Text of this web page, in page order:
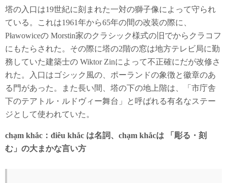
塔の入口は19世紀に刻まれた一対の獅子像によって守られ
ている。これは1961年から65年の間の改装の際に、
Pławowiceの Morstin家のクラシック様式の旧でからクラコフ
にもたらされた。その際に塔の2階の窓は地方テレビ局に勤
務していた建築士の Wiktor Zinによって不正確にだが改修さ
れた。入口はゴシック風の、ポーランドの象徴と徽章のあ
る門があった。また長い間、塔の下の地上階は、「市庁舎
下のテアトル・ルドヴィー舞台」と呼ばれる有名なステー
ジとして使われていた。
chạm khắc：điêu khắc は名詞、chạm khắcは 「彫る・刻
む」の大まかな言い方